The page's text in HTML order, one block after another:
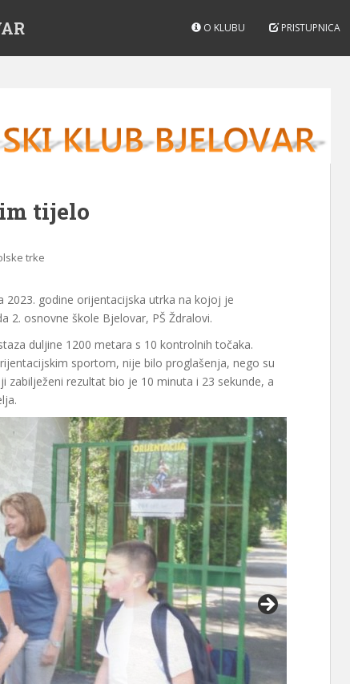
O KLUBU PRISTUPNICA
tijelo
trke
2023. godine orijentacijska utrka na kojoj je
2. osnovne škole Bjelovar, PŠ Ždralovi.
duljine 1200 metara s 10 kontrolnih točaka.
sportom, nije bilo proglašenja, nego su
zabilježeni rezultat bio je 10 minuta i 23 sekunde, a